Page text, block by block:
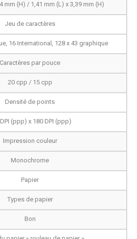
mm (H) / 1,41 mm (L) x 3,39 mm (H)
Jeu de caractères
16 International, 128 x 43 graphique
Caractères par pouce
20 cpp / 15 cpp
Densité de points
(ppp) x 180 DPI (ppp)
Impression couleur
Monochrome
Papier
Types de papier
Bon